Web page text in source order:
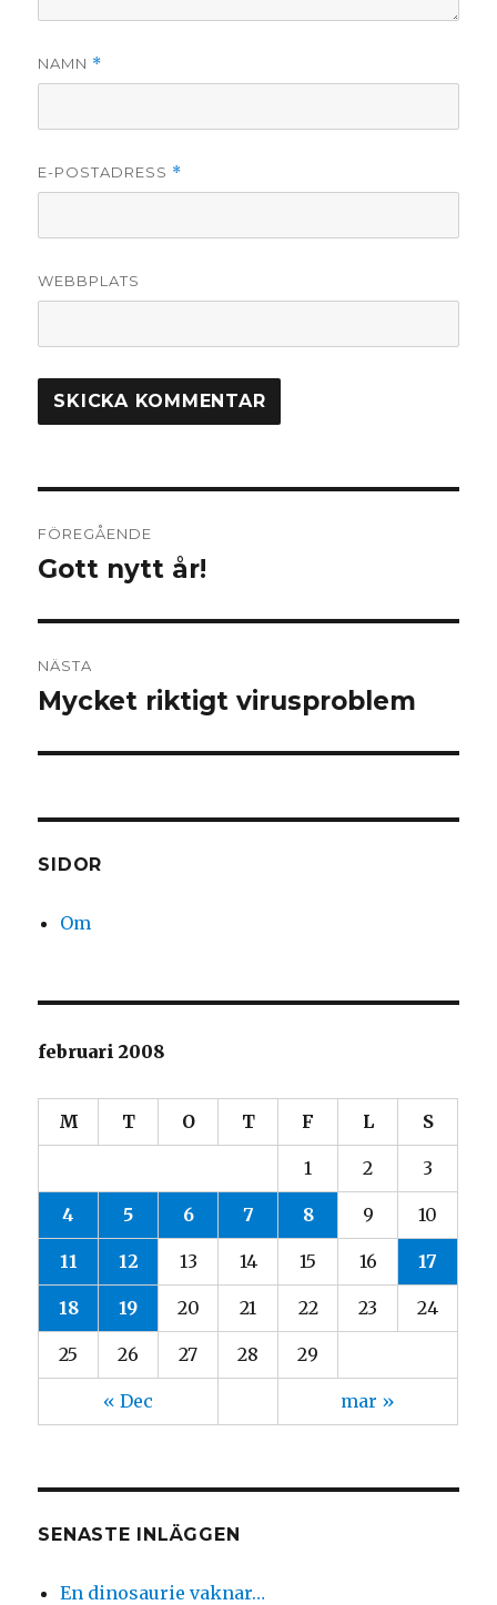
NAMN *
E-POSTADRESS *
WEBBPLATS
FÖREGÅENDE
Föregående
Gott nytt år!
NÄSTA
Nästa
Mycket riktigt virusproblem
SIDOR
Om
februari 2008
M T O T F L S
« Dec mar »
1 2 3
4 5 6 7 8 9 10
11 12 13 14 15 16 17
18 19 20 21 22 23 24
25 26 27 28 29
SENASTE INLÄGGEN
En dinosaurie vaknar…